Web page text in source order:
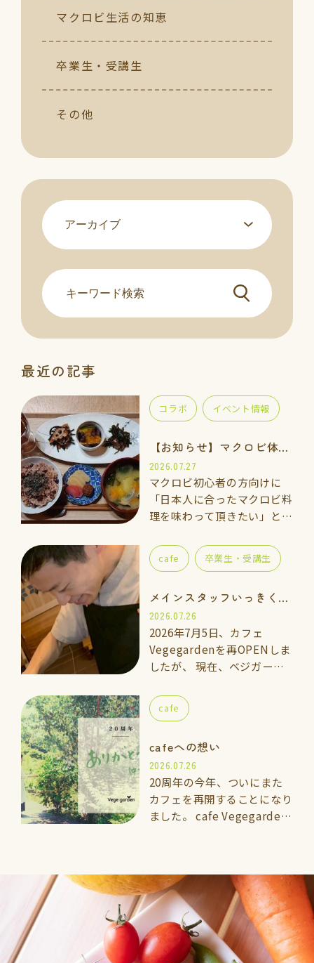
マクロビ生活の知恵
卒業生・受講生
その他
最近の記事
【お知らせ】マクロビ体験会のご案内
2026.07.27
マクロビ初心者の方向けに
「日本人に合ったマクロビ料
理を味わって頂きたい」と思
た。 一緒に手を動かしなが
ら「玄米ご飯、ごま塩、重ね
てみませんか…
コラボ イベント情報
メインスタッフいっきくんのご紹介
2026.07.26
2026年7月5日、カフェ
Vegegardenを再OPENしま
したが、 現在、ベジガーデ
ている「いっきくん」にカフ
ェのメインスタッフとしてお
cafe 卒業生・受講生
cafeへの想い
2026.07.26
20周年の今年、ついにまた
カフェを再開することになり
ました。 cafe Vegegarden
cafe